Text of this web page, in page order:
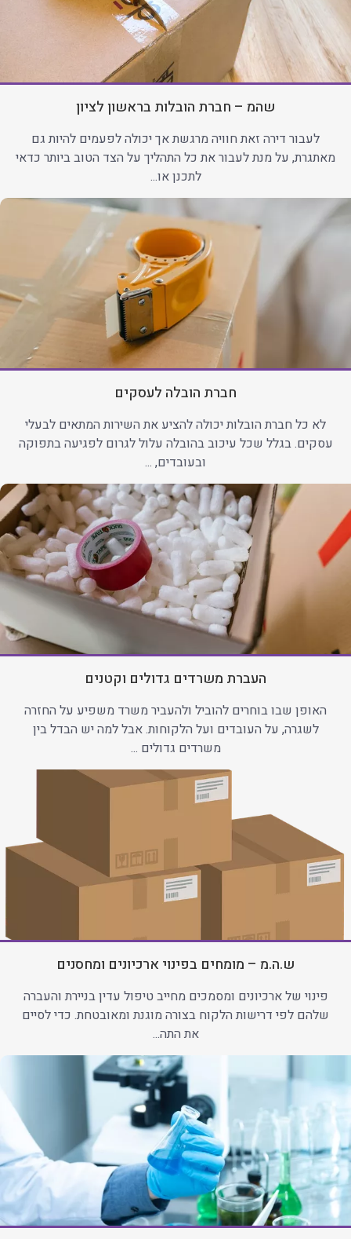
שהמ – חברת הובלות בראשון לציון
לעבור דירה זאת חוויה מרגשת אך יכולה לפעמים להיות גם
מאתגרת, על מנת לעבור את כל התהליך על הצד הטוב ביותר כדאי
לתכנן או...
חברת הובלה לעסקים
לא כל חברת הובלות יכולה להציע את השירות המתאים לבעלי
עסקים. בגלל שכל עיכוב בהובלה עלול לגרום לפגיעה בתפוקה
ובעובדים, ...
העברת משרדים גדולים וקטנים
האופן שבו בוחרים להוביל ולהעביר משרד משפיע על החזרה
לשגרה, על העובדים ועל הלקוחות. אבל למה יש הבדל בין
משרדים גדולים ...
ש.ה.מ – מומחים בפינוי ארכיונים ומחסנים
פינוי של ארכיונים ומסמכים מחייב טיפול עדין בניירת והעברה
שלהם לפי דרישות הלקוח בצורה מוגנת ומאובטחת. כדי לסיים
את התה...